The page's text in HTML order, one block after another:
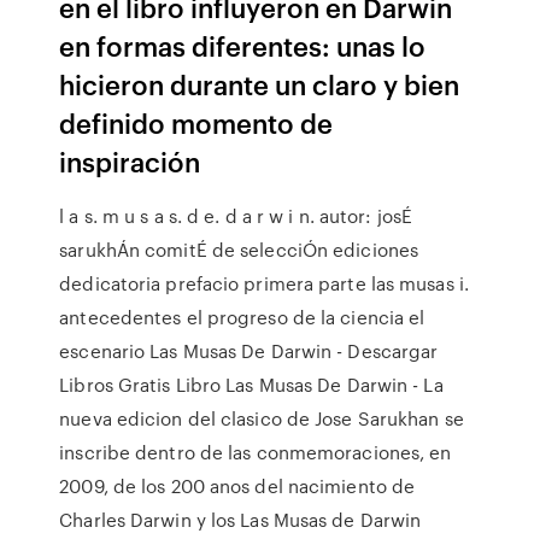
en formas diferentes: unas lo
hicieron durante un claro y bien
definido momento de
inspiración
l a s. m u s a s. d e. d a r w i n. autor: josÉ
sarukhÁn comitÉ de selecciÓn ediciones
dedicatoria prefacio primera parte las musas i.
antecedentes el progreso de la ciencia el
escenario Las Musas De Darwin - Descargar
Libros Gratis Libro Las Musas De Darwin - La
nueva edicion del clasico de Jose Sarukhan se
inscribe dentro de las conmemoraciones, en
2009, de los 200 anos del nacimiento de
Charles Darwin y los Las Musas de Darwin